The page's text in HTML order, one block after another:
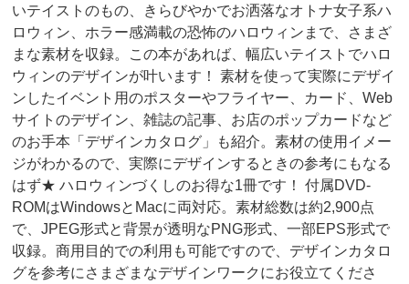
いテイストのもの、きらびやかでお洒落なオトナ女子系ハ
ロウィン、ホラー感満載の恐怖のハロウィンまで、さまざ
まな素材を収録。この本があれば、幅広いテイストでハロ
ウィンのデザインが叶います！ 素材を使って実際にデザイ
ンしたイベント用のポスターやフライヤー、カード、Web
サイトのデザイン、雑誌の記事、お店のポップカードなど
のお手本「デザインカタログ」も紹介。素材の使用イメー
ジがわかるので、実際にデザインするときの参考にもなる
はず★ ハロウィンづくしのお得な1冊です！ 付属DVD-
ROMはWindowsとMacに両対応。素材総数は約2,900点
で、JPEG形式と背景が透明なPNG形式、一部EPS形式で
収録。商用目的での利用も可能ですので、デザインカタロ
グを参考にさまざまなデザインワークにお役立てくださ